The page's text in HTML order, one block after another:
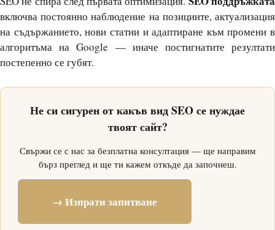
включва постоянно наблюдение на позициите, актуализация
на съдържанието, нови статии и адаптиране към промени в
алгоритъма на Google — иначе постигнатите резултати
постепенно се губят.
Не си сигурен от какъв вид SEO се нуждае
твоят сайт?
Свържи се с нас за безплатна консултация — ще направим
бърз преглед и ще ти кажем откъде да започнеш.
→ Изпрати запитване